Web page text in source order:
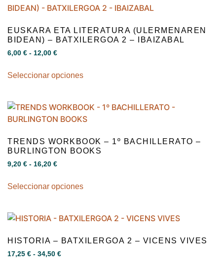
EUSKARA ETA LITERATURA (ULERMENAREN
BIDEAN) – BATXILERGOA 2 – IBAIZABAL
6,00 € - 12,00 €
Seleccionar opciones
TRENDS WORKBOOK – 1º BACHILLERATO –
BURLINGTON BOOKS
9,20 € - 16,20 €
Seleccionar opciones
HISTORIA – BATXILERGOA 2 – VICENS VIVES
17,25 € - 34,50 €